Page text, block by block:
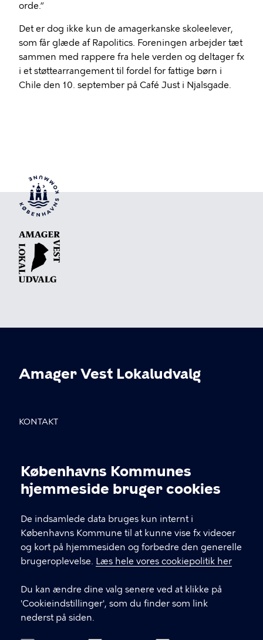
Cookieindstillinger
Københavns Kommunes
hjemmeside bruger cookies
De indsamlede data bruges kun internt i
Københavns Kommune til at kunne vise fx videoer
og kort på hjemmesiden og forbedre den generelle
brugeroplevelse. Læs hele vores cookiepolitik her
Du kan ændre dine valg senere ved at klikke på
'Cookieindstillinger', som du finder som link
nederst på siden.
orde.”
Det er dog ikke kun de amagerkanske skoleelever,
som får glæde af Rapolitics. Foreningen arbejder tæt
sammen med rappere fra hele verden og deltager fx
i et støttearrangement til fordel for fattige børn i
Chile den 10. september på Café Just i Njalsgade.
Amager Vest Lokaludvalg
KONTAKT
info@avlu.dk
21 51 39 35
LINKS
Facebook
Instagram
Kontakt os